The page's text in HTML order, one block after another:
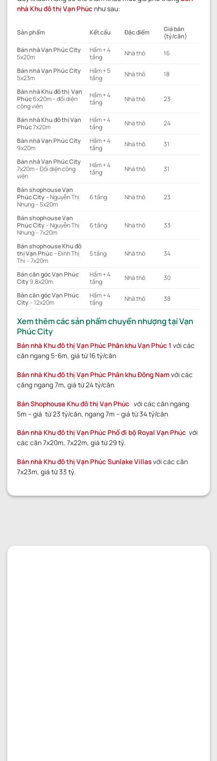
nhà Khu đô thị Vạn Phúc như sau:
Sản phẩm Kết cấu Đặc điểm
Giá bán
(tỷ/căn)
Bán nhà Vạn Phúc City
5x20m
Hầm + 4
tầng
Nhà thô 16
Bán nhà Vạn Phúc City
5x23m
Hầm + 5
tầng
Nhà thô 18
Bán nhà Khu đô thị Vạn
Phúc6x20m – đối diện
công viên
Hầm + 4
tầng
Nhà thô 23
Bán nhà Khu đô thị Vạn
Phúc7x20m
Hầm + 4
tầng
Nhà thô 24
Bán nhà Vạn Phúc City
9x20m
Hầm + 4
tầng
Nhà thô 31
Bán nhà Vạn Phúc City
7x20m – Đối diện công
viên
Hầm + 4
tầng
Nhà thô 31
Bán shophouse Vạn
Phúc City– Nguyễn Thị
Nhung – 5x20m
6 tầng Nhà thô 23
Bán shophouse Vạn
Phúc City– Nguyễn Thị
Nhung – 7x20m
6 tầng Nhà thô 33
Bán shophouse Khu đô
thị Vạn Phúc– Đinh Thị
Thi – 7x20m
5 tầng Nhà thô 34
Bán căn góc Vạn Phúc
City9.8x20m
Hầm + 4
tầng
Nhà thô 30
Bán căn góc Vạn Phúc
City– 12x20m
Hầm + 4
tầng
Nhà thô 38
Xem thêm các sản phẩm chuyển nhượng tại Vạn
Phúc City
Bán nhà Khu đô thị Vạn Phúc Phân khu Vạn Phúc 1 với các
căn ngang 5-6m, giá từ 16 tỷ/căn
Bán nhà Khu đô thị Vạn Phúc Phân khu Đông Namvới các
căng ngang 7m, giá từ 24 tỷ/căn
Bán Shophouse Khu đô thị Vạn Phúc với các căn ngang
5m – giá từ 23 tỷ/căn, ngang 7m – giá từ 34 tỷ/căn
Bán nhà Khu đô thị Vạn Phúc Phố đi bộ Royal Vạn Phúc với
các căn 7x20m, 7x22m, giá từ 29 tỷ.
Bán nhà Khu đô thị Vạn Phúc Sunlake Villasvới các căn
7x23m, giá từ 33 tỷ.
GỬI YÊU CẦU